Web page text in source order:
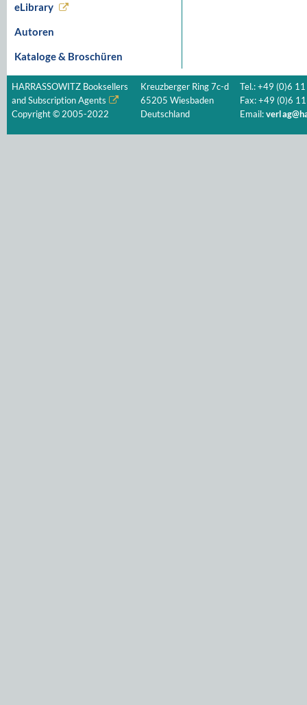
eLibrary
Autoren
Kataloge & Broschüren
HARRASSOWITZ Booksellers
and Subscription Agents
Copyright © 2005-2022
Kreuzberger Ring 7c-d
65205 Wiesbaden
Deutschland
Tel.: +49 (0)6
Fax: +49 (0)6
Email: